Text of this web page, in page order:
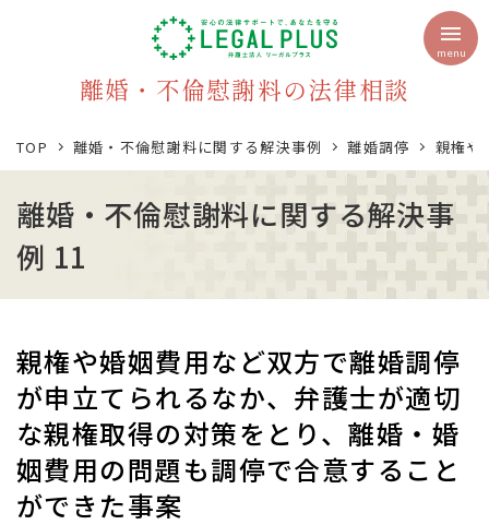
離婚・不倫慰謝料の法律相談
menu
TOP 離婚・不倫慰謝料に関する解決事例 離婚調停 親権や
離婚・不倫慰謝料に関する解決事
例 11
親権や婚姻費用など双方で離婚調停
が申立てられるなか、弁護士が適切
な親権取得の対策をとり、離婚・婚
姻費用の問題も調停で合意すること
ができた事案